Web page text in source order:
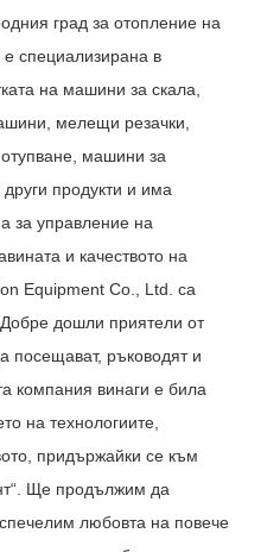
град за отопление на
специализирана в
на машини за скала,
мелещи резачки,
машини за
продукти и има
за управление на
и качеството на
Equipment Co., Ltd. са
дошли приятели от
посещават, ръководят и
компания винаги е била
на технологиите,
придържайки се към
Ще продължим да
любовта на повече